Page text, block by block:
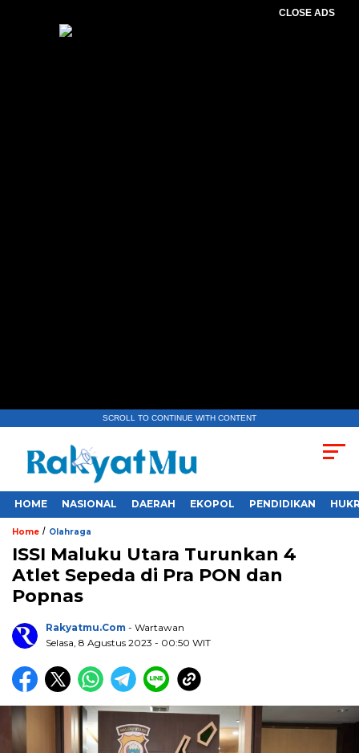
CLOSE ADS
SCROLL TO CONTINUE WITH CONTENT
HOME NASIONAL DAERAH EKOPOL PENDIDIKAN
Home / Olahraga
ISSI Maluku Utara Turunkan 4
Atlet Sepeda di Pra PON dan
Popnas
Rakyatmu.com - Wartawan
Selasa, 8 Agustus 2023 - 00:50 WIT